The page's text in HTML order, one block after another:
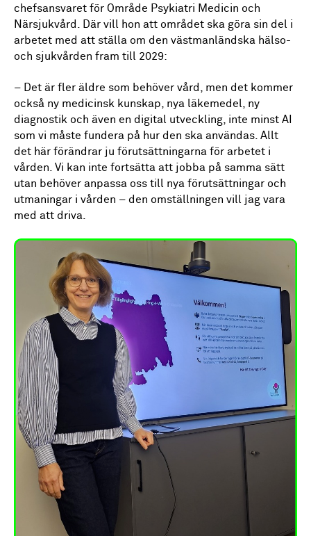
chefsansvaret för Område Psykiatri Medicin och
Närsjukvård. Där vill hon att området ska göra sin del i
arbetet med att ställa om den västmanländska hälso-
och sjukvården fram till 2029:
– Det är fler äldre som behöver vård, men det kommer
också ny medicinsk kunskap, nya läkemedel, ny
diagnostik och även en digital utveckling, inte minst AI
som vi måste fundera på hur den ska användas. Allt
det här förändrar ju förutsättningarna för arbetet i
vården. Vi kan inte fortsätta att jobba på samma sätt
utan behöver anpassa oss till nya förutsättningar och
utmaningar i vården – den omställningen vill jag vara
med att driva.